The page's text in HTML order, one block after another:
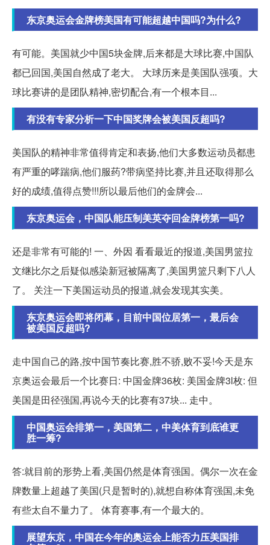
东京奥运会金牌榜美国有可能超越中国吗?为什么?
有可能。美国就少中国5块金牌,后来都是大球比赛,中国队
都已回国,美国自然成了老大。 大球历来是美国队强项。大
球比赛讲的是团队精神,密切配合,有一个根本目...
有没有专家分析一下中国奖牌会被美国反超吗?
美国队的精神非常值得肯定和表扬,他们大多数运动员都患
有严重的哮踹病,他们服药?带病坚持比赛,并且还取得那么
好的成绩,值得点赞!!!所以最后他们的金牌会...
东京奥运会，中国队能压制美英夺回金牌榜第一吗?
还是非常有可能的! 一、外因 看看最近的报道,美国男篮拉
文继比尔之后疑似感染新冠被隔离了,美国男篮只剩下八人
了。 关注一下美国运动员的报道,就会发现其实美。
东京奥运会即将闭幕，目前中国位居第一，最后会
被美国反超吗?
走中国自己的路,按中国节奏比赛,胜不骄,败不妥!今天是东
京奥运会最后一个比赛日: 中国金牌36枚: 美国金牌3l枚: 但
美国是田径强国,再说今天的比赛有37块... 走中。
中国奥运会排第一，美国第二，中美体育到底谁更
胜一筹?
答:就目前的形势上看,美国仍然是体育强国。偶尔一次在金
牌数量上超越了美国(只是暂时的),就想自称体育强国,未免
有些太自不量力了。 体育赛事,有一个最大的。
展望东京，中国在今年的奥运会上能否力压美国排